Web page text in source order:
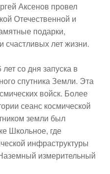
Аксенов провел
Отечественной и
подарки,
счастливых лет жизни.
со дня запуска в
спутника Земли. Эта
войск. Более
сеанс космической
земли был
Школьное, где
инфраструктуры
измерительный